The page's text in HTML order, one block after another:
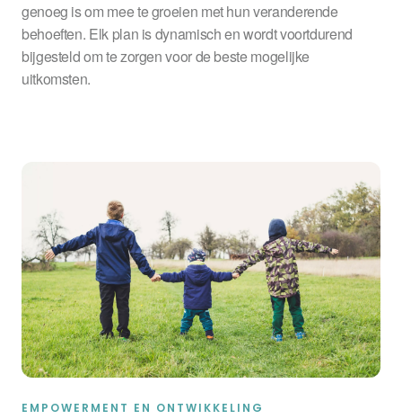
genoeg is om mee te groeien met hun veranderende
behoeften. Elk plan is dynamisch en wordt voortdurend
bijgesteld om te zorgen voor de beste mogelijke
uitkomsten.
EMPOWERMENT EN ONTWIKKELING